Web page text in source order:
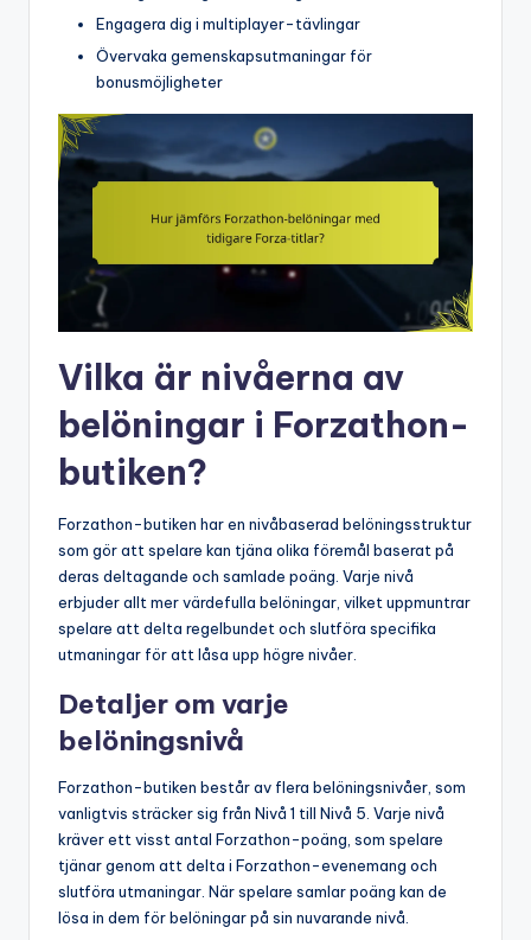
Engagera dig i multiplayer-tävlingar
Övervaka gemenskapsutmaningar för
bonusmöjligheter
Vilka är nivåerna av
belöningar i Forzathon-
butiken?
Forzathon-butiken har en nivåbaserad belöningsstruktur
som gör att spelare kan tjäna olika föremål baserat på
deras deltagande och samlade poäng. Varje nivå
erbjuder allt mer värdefulla belöningar, vilket uppmuntrar
spelare att delta regelbundet och slutföra specifika
utmaningar för att låsa upp högre nivåer.
Detaljer om varje
belöningsnivå
Forzathon-butiken består av flera belöningsnivåer, som
vanligtvis sträcker sig från Nivå 1 till Nivå 5. Varje nivå
kräver ett visst antal Forzathon-poäng, som spelare
tjänar genom att delta i Forzathon-evenemang och
slutföra utmaningar. När spelare samlar poäng kan de
lösa in dem för belöningar på sin nuvarande nivå.